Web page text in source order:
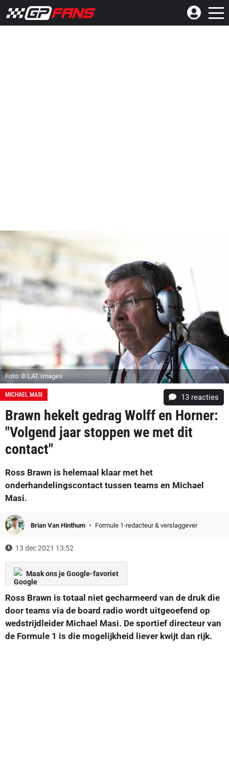
Foto: © LAT Images
MICHAEL MASI 13 reacties
Brawn hekelt gedrag Wolff en Horner:
"Volgend jaar stoppen we met dit
contact"
Ross Brawn is helemaal klaar met het
onderhandelingscontact tussen teams en Michael
Masi.
Brian Van Hinthum Formule 1-redacteur & verslaggever
13 dec 2021 13:52
Maak ons je Google-favoriet
Ross Brawn is totaal niet gecharmeerd van de druk die
door teams via de board radio wordt uitgeoefend op
wedstrijdleider Michael Masi. De sportief directeur van
de Formule 1 is die mogelijkheid liever kwijt dan rijk.